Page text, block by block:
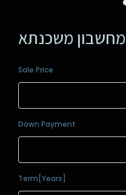
מחשבון משכנתא
Sale Price
Down Payment
Term[Years]